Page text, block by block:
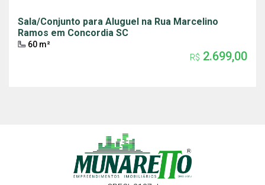
Sala/Conjunto para Aluguel na Rua Marcelino
Ramos em Concordia SC
60 m²
R$ 2.699,00